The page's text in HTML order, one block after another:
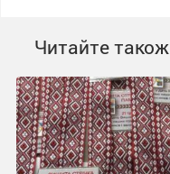
Читайте також